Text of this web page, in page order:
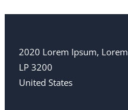
2020 Lorem Ipsum, Lorem
LP 3200
United States